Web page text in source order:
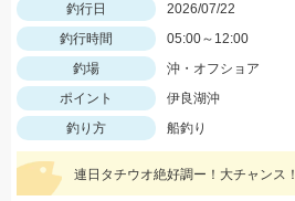
釣行日
2026/07/22
釣行時間
05:00～12:00
釣場
沖・オフショア
ポイント
伊良湖沖
釣り方
船釣り
連日タチウオ絶好調ー！大チャンス！